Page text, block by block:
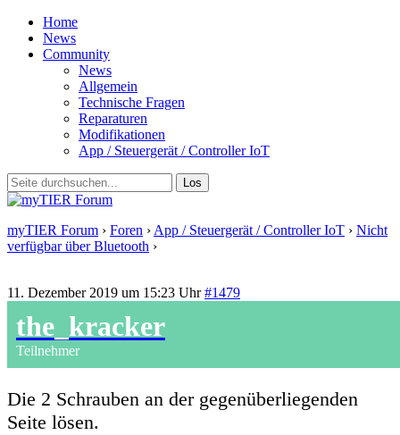
Home
News
Community
News
Allgemein
Technische Fragen
Reparaturen
Modifikationen
App / Steuergerät / Controller IoT
myTIER Forum › Foren › App / Steuergerät / Controller IoT › Nicht
verfügbar über Bluetooth ›
11. Dezember 2019 um 15:23 Uhr #1479
the_kracker
Teilnehmer
Die 2 Schrauben an der gegenüberliegenden
Seite lösen.